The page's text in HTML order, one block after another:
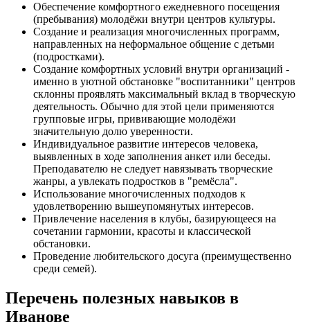
Обеспечение комфортного ежедневного посещения
(пребывания) молодёжи внутри центров культуры.
Создание и реализация многочисленных программ,
направленных на неформальное общение с детьми
(подростками).
Создание комфортных условий внутри организаций -
именно в уютной обстановке "воспитанники" центров
склонны проявлять максимальный вклад в творческую
деятельность. Обычно для этой цели применяются
групповые игры, прививающие молодёжи
значительную долю уверенности.
Индивидуальное развитие интересов человека,
выявленных в ходе заполнения анкет или беседы.
Преподавателю не следует навязывать творческие
жанры, а увлекать подростков в "ремёсла".
Использование многочисленных подходов к
удовлетворению вышеупомянутых интересов.
Привлечение населения в клубы, базирующееся на
сочетании гармонии, красоты и классической
обстановки.
Проведение любительского досуга (преимущественно
среди семей).
Перечень полезных навыков в
Иванове